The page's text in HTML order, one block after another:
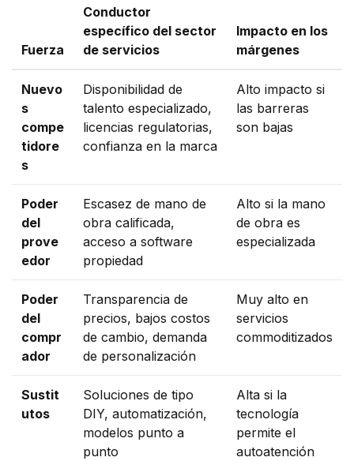
Fuerza
Conductor
específico del sector
de servicios
Impacto en los
márgenes
Nuevo
s
compe
tidore
s
Disponibilidad de
talento especializado,
licencias regulatorias,
confianza en la marca
Alto impacto si
las barreras
son bajas
Poder
del
prove
edor
Escasez de mano de
obra calificada,
acceso a software
propiedad
Alto si la mano
de obra es
especializada
Poder
del
compr
ador
Transparencia de
precios, bajos costos
de cambio, demanda
de personalización
Muy alto en
servicios
commoditizados
Sustit
utos
Soluciones de tipo
DIY, automatización,
modelos punto a
punto
Alta si la
tecnología
permite el
autoatención